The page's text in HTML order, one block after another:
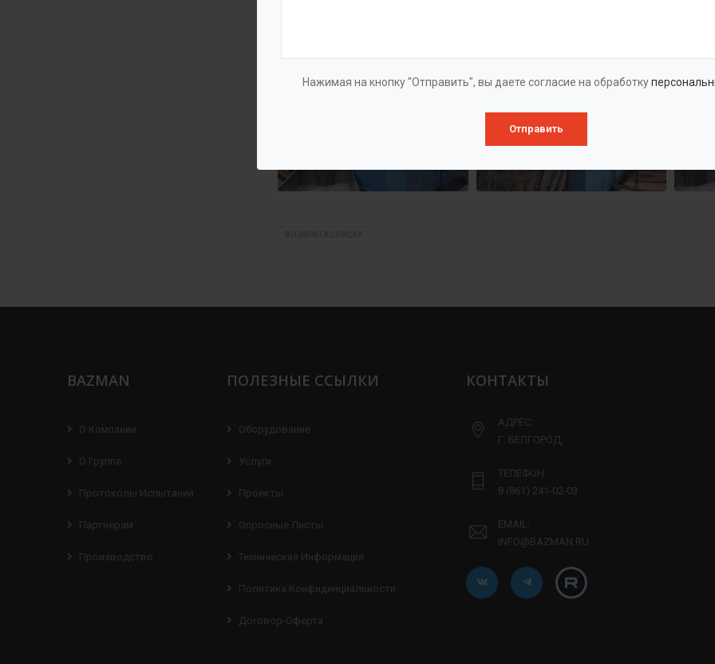
Нажимая на кнопку "Отправить", вы даете согласие на обработку
Отправить
BAZMAN
О Компании
О Группе
Протоколы Испытаний
Партнерам
Производство
ПОЛЕЗНЫЕ ССЫЛКИ
Оборудование
Услуги
Проекты
Опросные Листы
Техническая Информация
Политика Конфиденциальности
Договор-Оферта
КОНТАКТЫ
АДРЕС:
Г. БЕЛГОРОД,
ТЕЛЕФОН:
8 (861) 241-02-03
EMAIL:
INFO@BAZMAN.RU